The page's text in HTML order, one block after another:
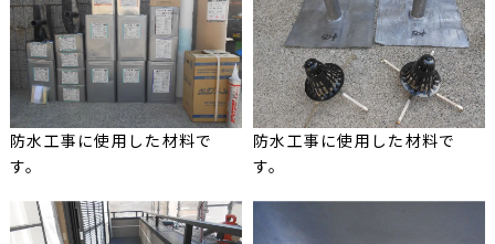
防水工事に使用した材料で
す。
防水工事に使用した材料で
す。